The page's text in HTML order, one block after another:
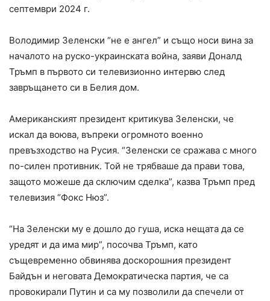
септември 2024 г.
Володимир Зеленски “не е ангел” и също носи вина за
началото на руско-украинската война, заяви Доналд
Тръмп в първото си телевизионно интервю след
завръщането си в Белия дом.
Американският президент критикува Зеленски, че
искал да воюва, въпреки огромното военно
превъзходство на Русия. “Зеленски се сражава с много
по-силен противник. Той не трябваше да прави това,
защото можеше да сключим сделка”, казва Тръмп пред
телевизия “Фокс Нюз”.
“На Зеленски му е дошло до гуша, иска нещата да се
уредят и да има мир”, посочва Тръмп, като
същевременно обвинява доскорошния президент
Байдън и неговата Демократическа партия, че са
провокирали Путин и са му позволили да спечели от